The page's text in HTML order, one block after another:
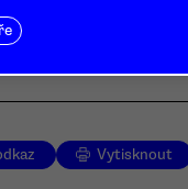
byli ochotni bez
Vytisknout